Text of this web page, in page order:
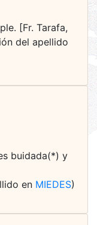
[Fr. Tarafa,
del apellido
buidada(*) y
en MIEDES)